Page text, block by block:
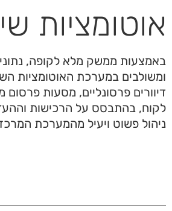
אוטומציות
באמצעות ממשק מלא לקופה,
ומשולבים במערכת האוטומציות
דיוורים פרסונליים, מסעות פרסום
לקוח, בהתבסס על הרכישות
ניהול פשוט ויעיל מהמערכת